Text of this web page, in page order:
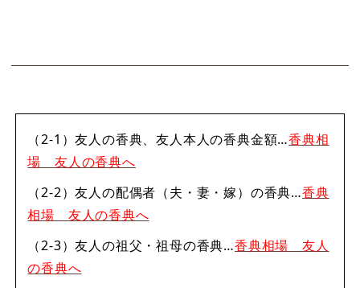
（2-1）友人の香典、友人本人の香典金額…香典相
場 友人の香典へ
（2-2）友人の配偶者（夫・妻・嫁）の香典…香典
相場 友人の香典へ
（2-3）友人の祖父・祖母の香典…香典相場 友人
の香典へ